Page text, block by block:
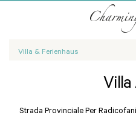
Villa & Ferienhaus
Villa
Strada Provinciale Per